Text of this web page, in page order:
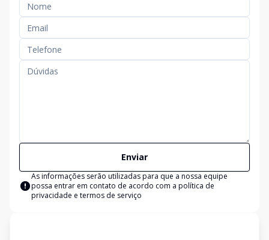
Enviar
As informações serão utilizadas para que a nossa equipe
possa entrar em contato de acordo com a política de
privacidade e termos de serviço